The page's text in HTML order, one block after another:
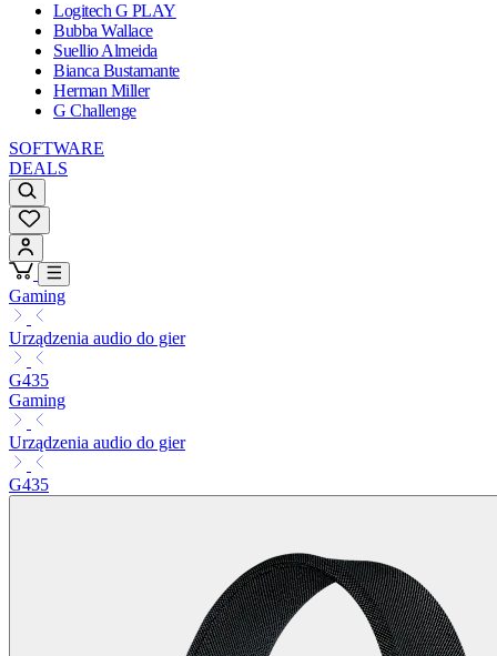
Logitech G PLAY
Bubba Wallace
Suellio Almeida
Bianca Bustamante
Herman Miller
G Challenge
SOFTWARE
DEALS
Gaming
Urządzenia audio do gier
G435
Gaming
Urządzenia audio do gier
G435